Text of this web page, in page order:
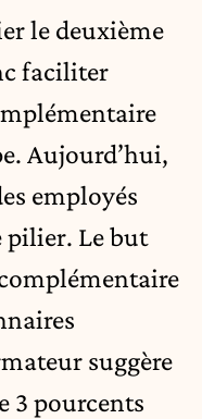
le deuxième
faciliter
Aujourd’hui,
employés
pilier. Le but
suggère
3 pourcents